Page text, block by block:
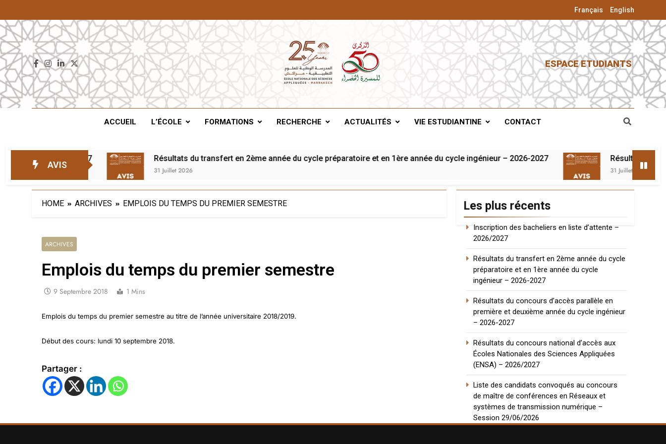
Français English
ENSA De Marrakech
ESPACE ETUDIANTS
ACCUEIL L’ÉCOLE FORMATIONS RECHERCHE ACTUALITÉS VIE ESTUDIANTINE CONTACT
AVIS
– 2026/2027 Résultats du transfert en 2ème année du cycle préparatoire et en 1ère année du cycle ingénieur – 2026-2027
31 Juillet 2026
Résultats du
31 Juillet 2026
HOME ARCHIVES EMPLOIS DU TEMPS DU PREMIER SEMESTRE
ARCHIVES
Emplois du temps du premier semestre
9 Septembre 2018 1 Mins
Emplois du temps du premier semestre au titre de l’année universitaire 2018/2019.
Début des cours: lundi 10 septembre 2018.
Partager :
Les plus récents
Inscription des bacheliers en liste d’attente –
2026/2027
Résultats du transfert en 2ème année du cycle
préparatoire et en 1ère année du cycle
ingénieur – 2026-2027
Résultats du concours d’accès parallèle en
première et deuxième année du cycle ingénieur
– 2026-2027
Résultats du concours national d’accès aux
Écoles Nationales des Sciences Appliquées
(ENSA) – 2026/2027
Liste des candidats convoqués au concours
de maître de conférences en Réseaux et
systèmes de transmission numérique –
Session 29/06/2026